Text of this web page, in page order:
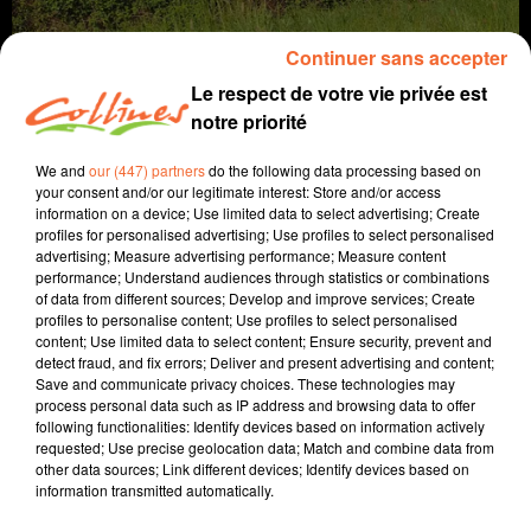
agriculture
18 avril 2024 - 7 min 52 sec
LE COLZA
Jacqueline Pinon
A travers champs
Avec Ludo et Jacqueline, COLLINES porte un regard
différent sur l'agriculture chaque semaine le jeudi à
Le respect de votre vie privée est
notre priorité
We and our (447) partnersdo the following data processing based on
your consent and/or our legitimate interest: Store and/or access
information on a device; Use limited data to select advertising; Create
profiles for personalised advertising; Use profiles to select personalised
advertising; Measure advertising performance; Measure content
performance; Understand audiences through statistics or combinations
of data from different sources; Develop and improve services; Create
profiles to personalise content; Use profiles to select personalised
content; Use limited data to select content; Ensure security, prevent and
detect fraud, and fix errors; Deliver and present advertising and content;
Save and communicate privacy choices. These technologies may
process personal data such as IP address and browsing data to offer
following functionalities: Identify devices based on information actively
requested; Use precise geolocation data; Match and combine data from
other data sources; Link different devices; Identify devices based on
information transmitted automatically.
Continuer sans accepter